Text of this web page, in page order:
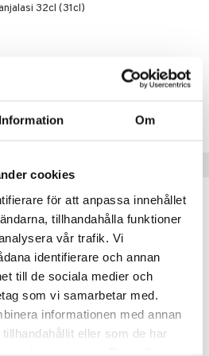
Information Om
cookies
för att anpassa innehållet
tillhandahålla funktioner
vår trafik. Vi
identifierare och annan
till de sociala medier och
som vi samarbetar med.
informationen med annan
eller som de har
32cl (31cl)